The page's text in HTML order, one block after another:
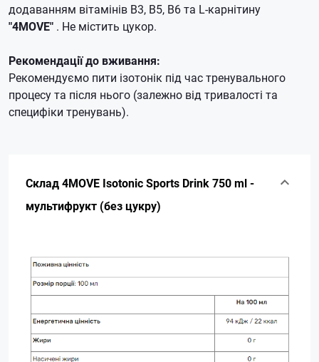
додаванням вітамінів В3, B5, B6 та L-карнітину
"4MOVE" . Не містить цукор.
Рекомендації до вживання:
Рекомендуємо пити ізотонік під час тренувального
процесу та після нього (залежно від тривалості та
специфіки тренувань).
Склад 4MOVE Isotonic Sports Drink 750 ml -
мультифрукт (без цукру)